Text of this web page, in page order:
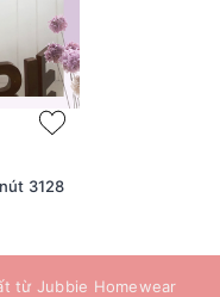
3128
từ Jubbie Homewear